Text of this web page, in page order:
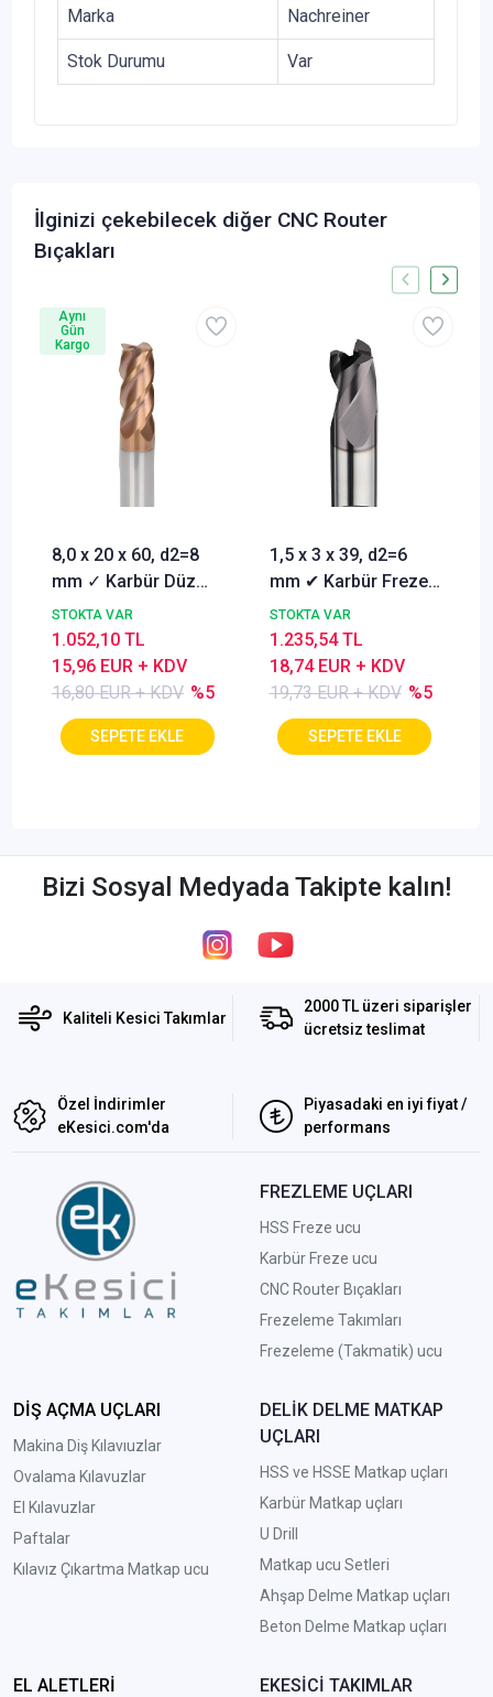
Marka Nachreiner
Stok Durumu Var
İlginizi çekebilecek diğer CNC Router
Bıçakları
8,0 x 20 x 60, d2=8
mm ✓ Karbür Düz
Freze, Parmak freze
ucu Z=4,TiSiN
Kaplamalı
STOKTA VAR
16,80 EUR + KDV %5
15,96 EUR + KDV
1.052,10 TL
Aynı
Gün
Kargo
1,5 x 3 x 39, d2=6
mm ✔ Karbür Freze
ucu, Z=3, Kaplamalı,
30°
STOKTA VAR
19,73 EUR + KDV %5
18,74 EUR + KDV
1.235,54 TL
Bizi Sosyal Medyada Takipte kalın!
Kaliteli Kesici Takımlar
2000 TL üzeri siparişler
ücretsiz teslimat
Özel İndirimler
eKesici.com'da
Piyasadaki en iyi fiyat /
performans
FREZLEME UÇLARI
HSS Freze ucu
Karbür Freze ucu
CNC Router Bıçakları
Frezeleme Takımları
Frezeleme (Takmatik) ucu
DİŞ AÇMA UÇLARI
Makina Diş Kılavıuzlar
Ovalama Kılavuzlar
El Kılavuzlar
Paftalar
Kılavız Çıkartma Matkap ucu
DELİK DELME MATKAP
UÇLARI
HSS ve HSSE Matkap uçları
Karbür Matkap uçları
U Drill
Matkap ucu Setleri
Ahşap Delme Matkap uçları
Beton Delme Matkap uçları
EL ALETLERİ EKESİCİ TAKIMLAR